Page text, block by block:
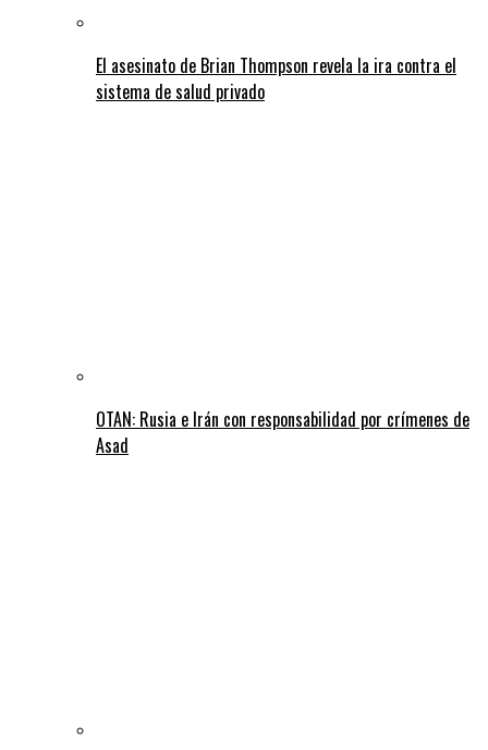
El asesinato de Brian Thompson revela la ira contra el
sistema de salud privado
OTAN: Rusia e Irán con responsabilidad por crímenes de
Asad